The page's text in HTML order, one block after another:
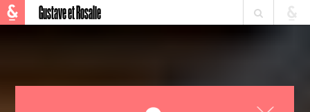
Gustave et Rosalie